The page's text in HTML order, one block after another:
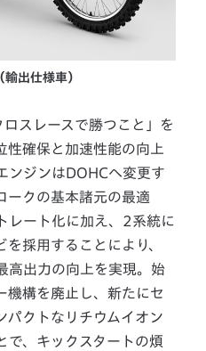
出仕様車）
スレースで勝つこと」を
性確保と加速性能の向上
ンジンはDOHCへ変更す
ークの基本諸元の最適
レート化に加え、2系統に
採用することにより、
高出力の向上を実現。始
機構を廃止し、新たにセ
パクトなリチウムイオン
で、キックスタートの煩